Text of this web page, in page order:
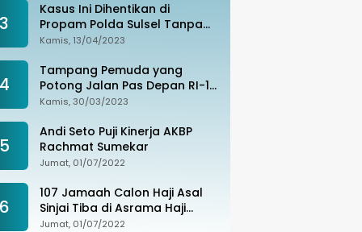
3
Kasus Ini Dihentikan di
Propam Polda Sulsel Tanpa
Kejelasan, Ada Apa?
Kamis, 13/04/2023
4
Tampang Pemuda yang
Potong Jalan Pas Depan RI-1
di Makassar Ditangkap,
Kamis, 30/03/2023
5
Andi Seto Puji Kinerja AKBP
Rachmat Sumekar
Jumat, 01/07/2022
6
107 Jamaah Calon Haji Asal
Sinjai Tiba di Asrama Haji
Sudiang
Jumat, 01/07/2022